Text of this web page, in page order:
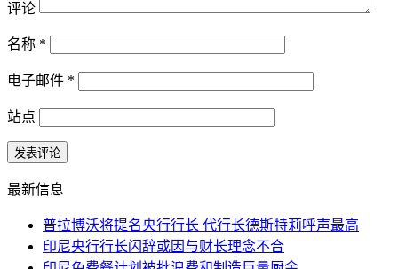
评论
名称 *
电子邮件 *
站点
最新信息
普拉博沃将提名央行行长 代行长德斯特莉呼声最高
印尼央行行长闪辞或因与财长理念不合